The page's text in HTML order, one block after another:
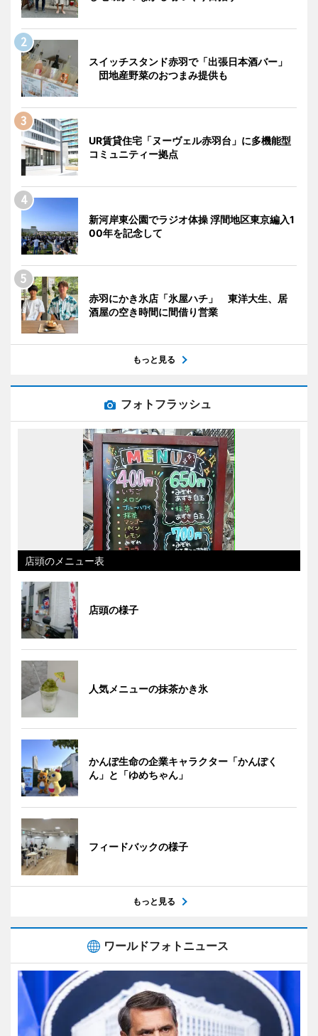
スイッチスタンド赤羽で「出張日本酒バー」
団地産野菜のおつまみ提供も
UR賃貸住宅「ヌーヴェル赤羽台」に多機能型
コミュニティー拠点
新河岸東公園でラジオ体操 浮間地区東京編入1
00年を記念して
赤羽にかき氷店「氷屋ハチ」 東洋大生、居
酒屋の空き時間に間借り営業
もっと見る
フォトフラッシュ
店頭のメニュー表
店頭の様子
人気メニューの抹茶かき氷
かんぽ生命の企業キャラクター「かんぽく
ん」と「ゆめちゃん」
フィードバックの様子
もっと見る
ワールドフォトニュース